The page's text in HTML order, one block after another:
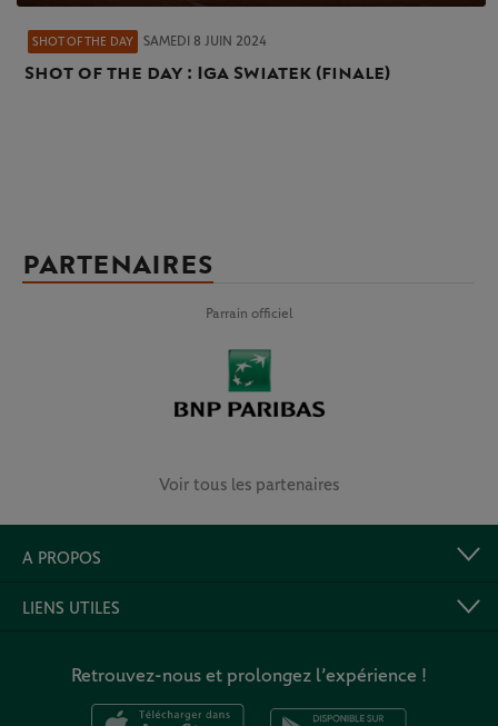
SHOT OF THE DAY SAMEDI 8 JUIN 2024
Shot of the day : Iga Swiatek (finale)
PARTENAIRES
Parrain officiel
Voir tous les partenaires
A PROPOS
LIENS UTILES
Retrouvez-nous et prolongez l’expérience !